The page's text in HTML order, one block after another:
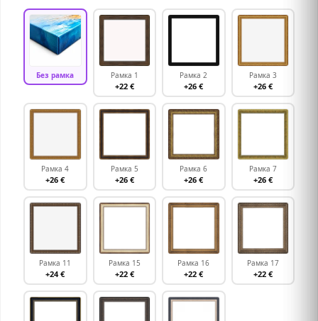
Без рамка Рамка 1
+22 €
Рамка 2
+26 €
Рамка 3
+26 €
Рамка 4
+26 €
Рамка 5
+26 €
Рамка 6
+26 €
Рамка 7
+26 €
Рамка 11
+24 €
Рамка 15
+22 €
Рамка 16
+22 €
Рамка 17
+22 €